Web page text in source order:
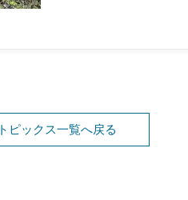
トピックス一覧へ戻る